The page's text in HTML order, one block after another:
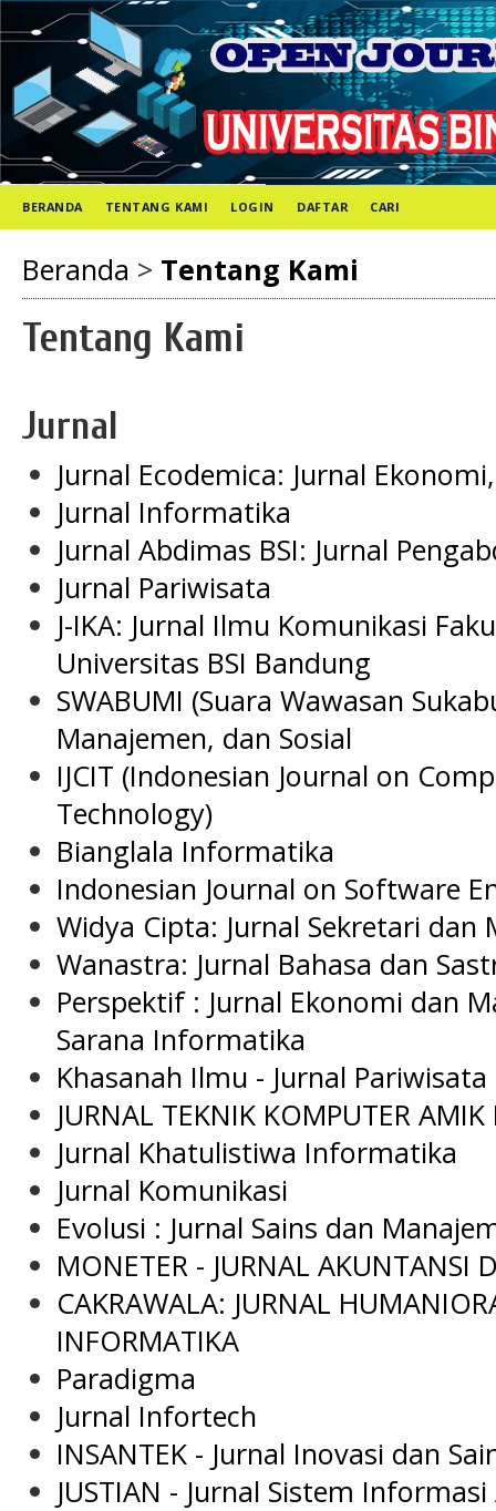
BERANDA TENTANG KAMI LOGIN DAFTAR CARI
Beranda > Tentang Kami
Tentang Kami
Jurnal
Jurnal Ecodemica: Jurnal
Jurnal Informatika
Jurnal Abdimas BSI: Jurnal
Jurnal Pariwisata
J-IKA: Jurnal Ilmu Komunikasi
Universitas BSI Bandung
SWABUMI (Suara Wawasan
Manajemen, dan Sosial
IJCIT (Indonesian Journal on
Technology)
Bianglala Informatika
Indonesian Journal on Software
Widya Cipta: Jurnal Sekretari dan
Wanastra: Jurnal Bahasa dan
Perspektif : Jurnal Ekonomi dan
Sarana Informatika
Khasanah Ilmu - Jurnal
JURNAL TEKNIK KOMPUTER AMIK
Jurnal Khatulistiwa Informatika
Jurnal Komunikasi
Evolusi : Jurnal Sains dan
MONETER - JURNAL AKUNTANSI
CAKRAWALA: JURNAL
INFORMATIKA
Paradigma
Jurnal Infortech
INSANTEK - Jurnal Inovasi dan
JUSTIAN - Jurnal Sistem